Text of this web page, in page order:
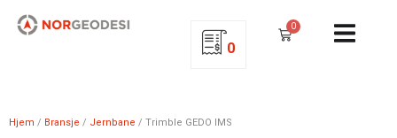
0
0
Hjem / Bransje / Jernbane / Trimble GEDO IMS